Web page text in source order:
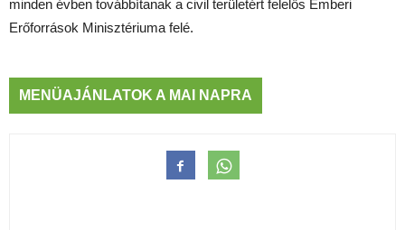
minden évben továbbítanak a civil területért felelős Emberi
Erőforrások Minisztériuma felé.
MENÜAJÁNLATOK A MAI NAPRA